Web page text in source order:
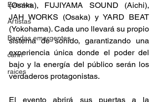
Eventos
Artistas
Bandas emergentes
cann
raices
(Osaka), FUJIYAMA SOUND (Aichi),
JAH WORKS (Osaka) y YARD BEAT
(Yokohama). Cada uno llevará su propio
sistema de sonido, garantizando una
experiencia única donde el poder del
bajo y la energía del público serán los
verdaderos protagonistas.
El evento abrirá sus puertas a la